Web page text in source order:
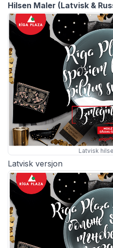
Hilsen Maler (Latvisk &
Latvisk
Latvisk versjon